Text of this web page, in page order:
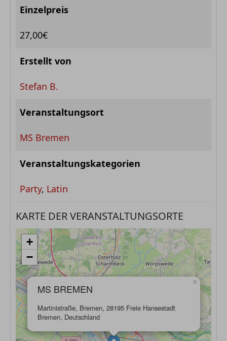
Einzelpreis
27,00€
Erstellt von
Stefan B.
Veranstaltungsort
MS Bremen
Veranstaltungskategorien
Party, Latin
KARTE DER VERANSTALTUNGSORTE
MS BREMEN
Martinistraße, Bremen, 28195 Freie Hansestadt
Bremen, Deutschland
×
+
−